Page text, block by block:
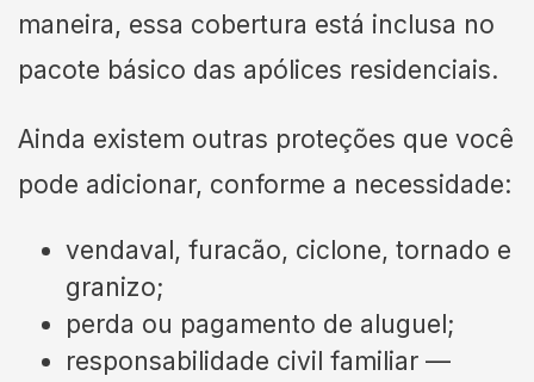
maneira, essa cobertura está inclusa no
pacote básico das apólices residenciais.
Ainda existem outras proteções que você
pode adicionar, conforme a necessidade:
vendaval, furacão, ciclone, tornado e
granizo;
perda ou pagamento de aluguel;
responsabilidade civil familiar —